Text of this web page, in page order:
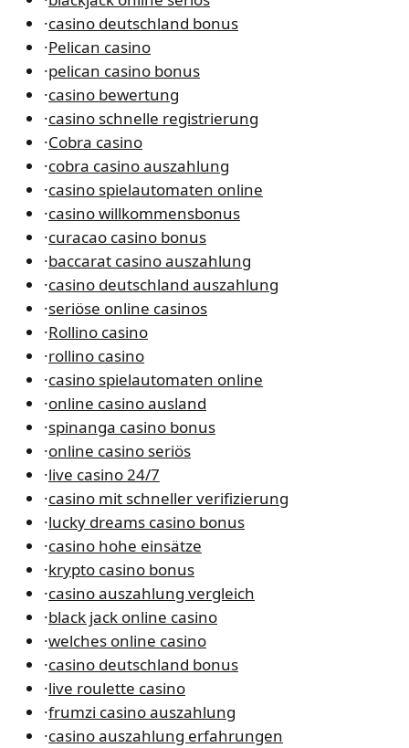
·casino deutschland bonus
·Pelican casino
·pelican casino bonus
·casino bewertung
·casino schnelle registrierung
·Cobra casino
·cobra casino auszahlung
·casino spielautomaten online
·casino willkommensbonus
·curacao casino bonus
·baccarat casino auszahlung
·casino deutschland auszahlung
·seriöse online casinos
·Rollino casino
·rollino casino
·casino spielautomaten online
·online casino ausland
·spinanga casino bonus
·online casino seriös
·live casino 24/7
·casino mit schneller verifizierung
·lucky dreams casino bonus
·casino hohe einsätze
·krypto casino bonus
·casino auszahlung vergleich
·black jack online casino
·welches online casino
·casino deutschland bonus
·live roulette casino
·frumzi casino auszahlung
·casino auszahlung erfahrungen